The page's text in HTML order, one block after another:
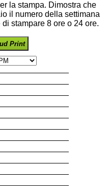
la stampa. Dimostra che
il numero della settimana
stampare 8 ore o 24 ore.
Print